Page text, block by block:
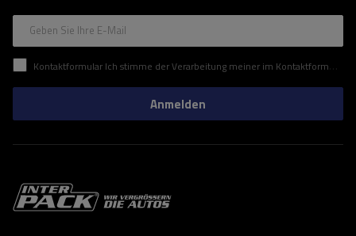
Geben Sie Ihre E-Mail
Kontaktformular Ich stimme der Verarbeitung meiner im Kontaktformular enthaltenen personenbezogenen Daten gemäß der Verordnung (EU) des Europäischen Parlaments und des Rates zu.
Anmelden